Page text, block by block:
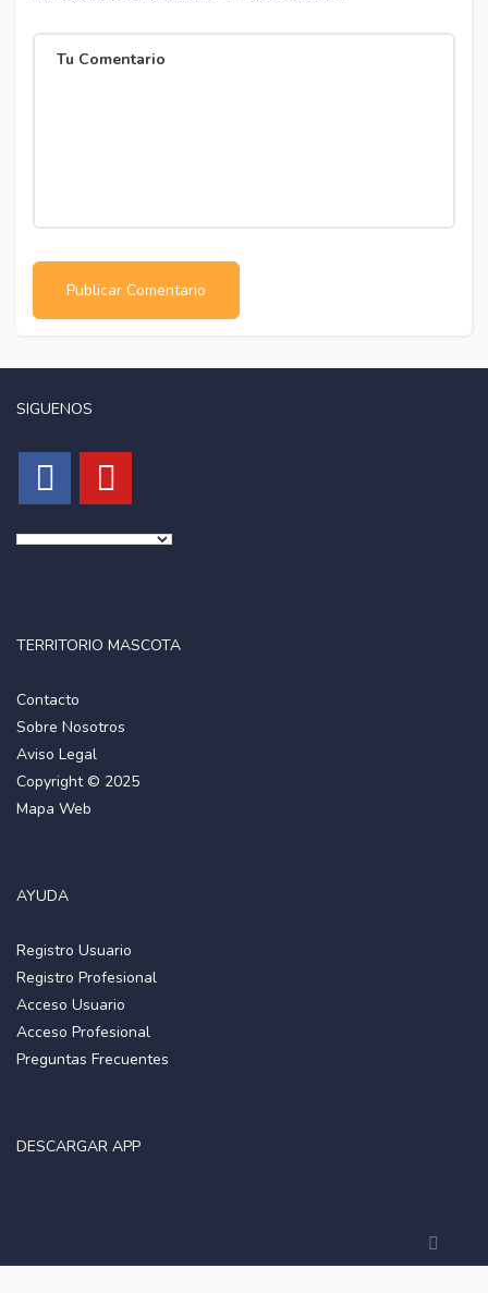
SIGUENOS
TERRITORIO MASCOTA
Contacto
Sobre Nosotros
Aviso Legal
Copyright © 2025
Mapa Web
AYUDA
Registro Usuario
Registro Profesional
Acceso Usuario
Acceso Profesional
Preguntas Frecuentes
DESCARGAR APP